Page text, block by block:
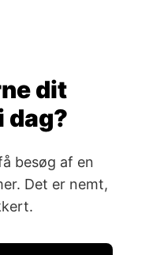
dit
dag?
besøg af en
Det er nemt,